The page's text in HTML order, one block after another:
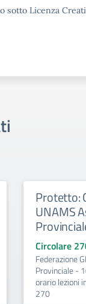
sotto Licenza
Protetto:
UNAMS
Circolare
Federazione
Provinciale -
orario lezioni
270